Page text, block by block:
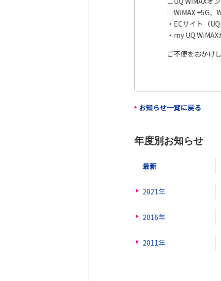
∟WiMAX +5G、
・ECサイト（
・my UQ
ご不便をおかけ
お知らせ一覧に戻る
年度別お知らせ
最新
2021年
2016年
2011年